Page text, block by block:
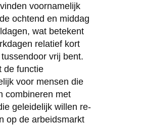
voornamelijk
ochtend en middag
wat betekent
relatief kort
vrij bent.
de functie
voor mensen die
combineren met
geleidelijk willen re-
op de arbeidsmarkt